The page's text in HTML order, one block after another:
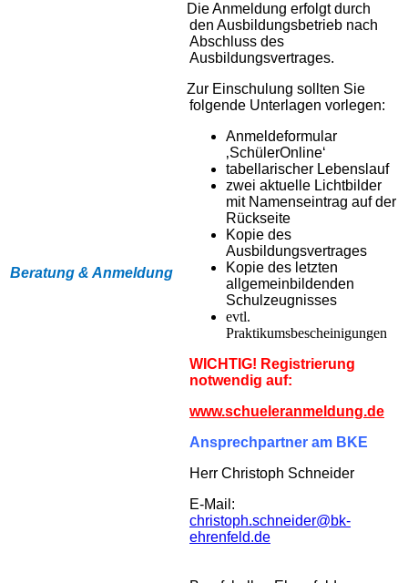
Beratung & Anmeldung
Die Anmeldung erfolgt durch
den Ausbildungsbetrieb nach
Abschluss des
Ausbildungsvertrages.
Zur Einschulung sollten Sie
folgende Unterlagen vorlegen:
Anmeldeformular
‚SchülerOnline‘
tabellarischer Lebenslauf
zwei aktuelle Lichtbilder
mit Namenseintrag auf der
Rückseite
Kopie des
Ausbildungsvertrages
Kopie des letzten
allgemeinbildenden
Schulzeugnisses
evtl.
Praktikumsbescheinigungen
WICHTIG! Registrierung
notwendig auf:
www.schueleranmeldung.de
Ansprechpartner am BKE
Herr Christoph Schneider
E-Mail:
christoph.schneider@bk-
ehrenfeld.de